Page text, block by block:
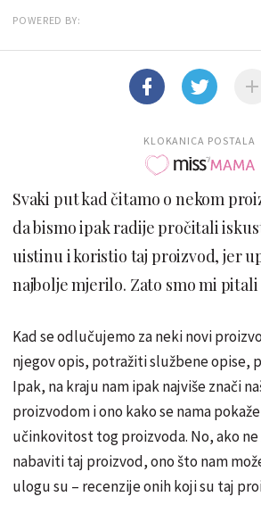
POWERED BY:
KLOKANICA POSTALA
Svaki put kad čitamo o nekom
da bismo ipak radije pročitali
uistinu i koristio taj proizvod, jer
najbolje mjerilo. Zato smo mi pitali
Kad se odlučujemo za neki novi
njegov opis, potražiti službene opise,
Ipak, na kraju nam ipak najviše znači
proizvodom i ono kako se nama
učinkovitost tog proizvoda. No, ako
nabaviti taj proizvod, ono što nam
ulogu su – recenzije onih koji su taj